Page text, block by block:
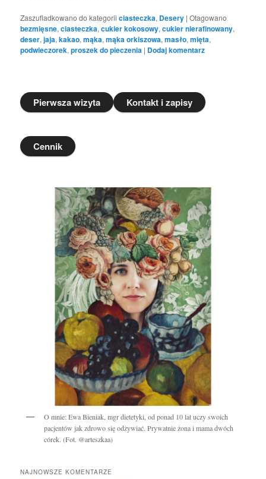
Zaszufladkowano do kategorii ciasteczka, Desery |Otagowano
bezmięsne,ciasteczka,cukier kokosowy,cukier nierafinowany,
deser,jaja,kakao,mąka,mąka orkiszowa,masło,mięta,
podwieczorek,proszek do pieczenia | Dodaj komentarz
Pierwsza wizyta Kontakt i zapisy
Cennik
O mnie: Ewa Bieniak, mgr dietetyki, od ponad 10 lat uczy swoich
pacjentów jak zdrowo się odżywiać. Prywatnie żona i mama dwóch
córek. (Fot. @arteszkaa)
NAJNOWSZE KOMENTARZE